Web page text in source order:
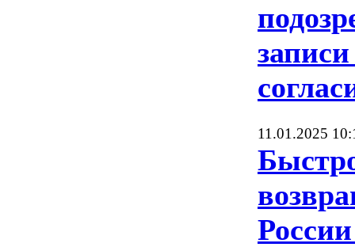
записи
11.01.2025